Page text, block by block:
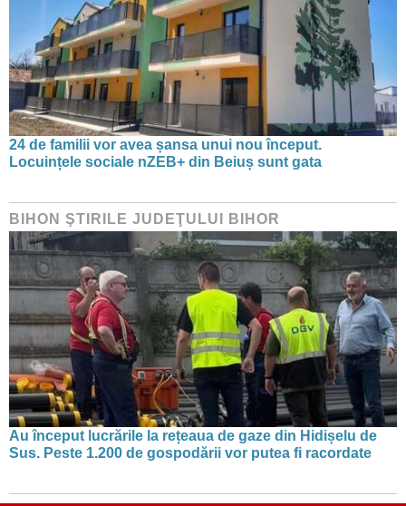
24 de familii vor avea șansa unui nou început.
Locuințele sociale nZEB+ din Beiuș sunt gata
BIHON ŞTIRILE JUDEŢULUI BIHOR
Au început lucrările la rețeaua de gaze din Hidișelu de
Sus. Peste 1.200 de gospodării vor putea fi racordate